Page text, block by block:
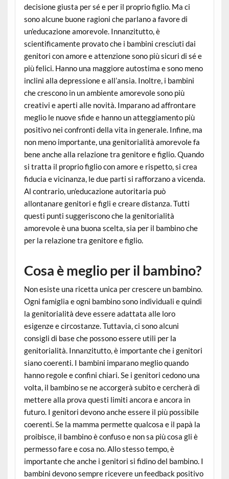
decisione giusta per sé e per il proprio figlio. Ma ci
sono alcune buone ragioni che parlano a favore di
un’educazione amorevole. Innanzitutto, è
scientificamente provato che i bambini cresciuti dai
genitori con amore e attenzione sono più sicuri di sé e
più felici. Hanno una maggiore autostima e sono meno
inclini alla depressione e all’ansia. Inoltre, i bambini
che crescono in un ambiente amorevole sono più
creativi e aperti alle novità. Imparano ad affrontare
meglio le nuove sfide e hanno un atteggiamento più
positivo nei confronti della vita in generale. Infine, ma
non meno importante, una genitorialità amorevole fa
bene anche alla relazione tra genitore e figlio. Quando
si tratta il proprio figlio con amore e rispetto, si crea
fiducia e vicinanza, le due parti si rafforzano a vicenda.
Al contrario, un’educazione autoritaria può
allontanare genitori e figli e creare distanza. Tutti
questi punti suggeriscono che la genitorialità
amorevole è una buona scelta, sia per il bambino che
per la relazione tra genitore e figlio.
Cosa è meglio per il bambino?
Non esiste una ricetta unica per crescere un bambino.
Ogni famiglia e ogni bambino sono individuali e quindi
la genitorialità deve essere adattata alle loro
esigenze e circostanze. Tuttavia, ci sono alcuni
consigli di base che possono essere utili per la
genitorialità. Innanzitutto, è importante che i genitori
siano coerenti. I bambini imparano meglio quando
hanno regole e confini chiari. Se i genitori cedono una
volta, il bambino se ne accorgerà subito e cercherà di
mettere alla prova questi limiti ancora e ancora in
futuro. I genitori devono anche essere il più possibile
coerenti. Se la mamma permette qualcosa e il papà la
proibisce, il bambino è confuso e non sa più cosa gli è
permesso fare e cosa no. Allo stesso tempo, è
importante che anche i genitori si fidino del bambino. I
bambini devono sempre ricevere un feedback positivo